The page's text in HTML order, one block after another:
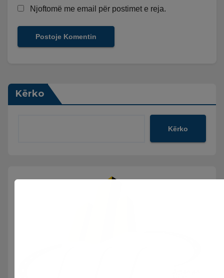
Njoftomë me email për postimet e reja.
Kërko
Kërko